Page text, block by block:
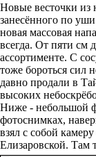
Новые весточки из
занесённого по
новая массовая
всегда. От пяти см
ассортименте. С
тоже бороться сил
давно продали в
высоких
Ниже - небольшой
фотоснимках,
взял с собой
Елизаровской. Там